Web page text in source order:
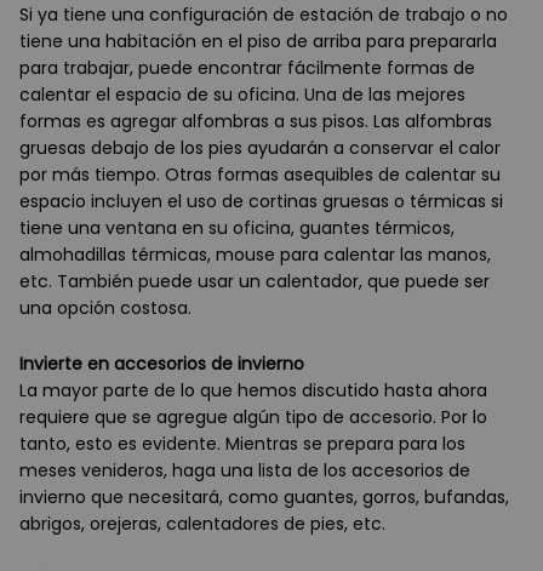
Si ya tiene una configuración de estación de trabajo o no
tiene una habitación en el piso de arriba para prepararla
para trabajar, puede encontrar fácilmente formas de
calentar el espacio de su oficina. Una de las mejores
formas es agregar alfombras a sus pisos. Las alfombras
gruesas debajo de los pies ayudarán a conservar el calor
por más tiempo. Otras formas asequibles de calentar su
espacio incluyen el uso de cortinas gruesas o térmicas si
tiene una ventana en su oficina, guantes térmicos,
almohadillas térmicas, mouse para calentar las manos,
etc. También puede usar un calentador, que puede ser
una opción costosa.
Invierte en accesorios de invierno
La mayor parte de lo que hemos discutido hasta ahora
requiere que se agregue algún tipo de accesorio. Por lo
tanto, esto es evidente. Mientras se prepara para los
meses venideros, haga una lista de los accesorios de
invierno que necesitará, como guantes, gorros, bufandas,
abrigos, orejeras, calentadores de pies, etc.